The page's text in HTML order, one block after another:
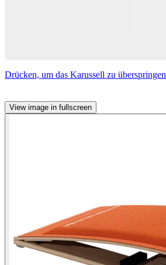
Drücken, um das Karussell zu überspringen
View image in fullscreen